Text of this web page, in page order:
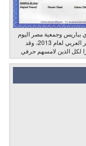
بباريس وجمعية مصر اليوم
وراديو الشرق مسابقة للشعر العربي لعام 2013، وقد
لكل الذين لامسهم حرفي